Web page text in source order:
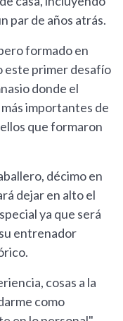
par de años atrás.
formado en
este primer desafío
donde el
importantes de
que formaron
décimo en
dejar en alto el
ya que será
entrenador
cosas a la
como